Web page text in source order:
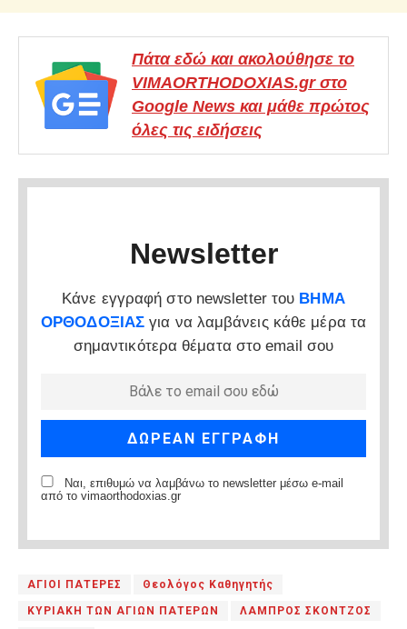
Πάτα εδώ και ακολούθησε το
VIMAORTHODOXIAS.gr στο
Google News και μάθε πρώτος
όλες τις ειδήσεις
Newsletter
Κάνε εγγραφή στο newsletter του ΒΗΜΑ
ΟΡΘΟΔΟΞΙΑΣ για να λαμβάνεις κάθε μέρα τα
σημαντικότερα θέματα στο email σου
Ναι, επιθυμώ να λαμβάνω το newsletter μέσω e-mail
από το vimaorthodoxias.gr
ΑΓΙΟΙ ΠΑΤΕΡΕΣ Θεολόγος Καθηγητής
ΚΥΡΙΑΚΗ ΤΩΝ ΑΓΙΩΝ ΠΑΤΕΡΩΝ ΛΑΜΠΡΟΣ ΣΚΟΝΤΖΟΣ